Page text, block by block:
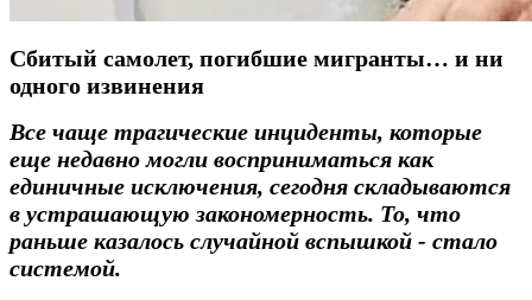
Сбитый самолет, погибшие мигранты… и ни
одного извинения
Все чаще трагические инциденты, которые
еще недавно могли восприниматься как
единичные исключения, сегодня складываются
в устрашающую закономерность. То, что
раньше казалось случайной вспышкой - стало
системой.